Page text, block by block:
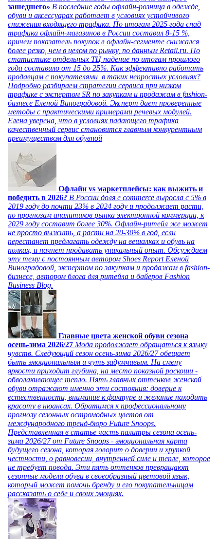
зашедшего» В последние годы офлайн-розница в одежде,
обуви и аксессуарах работает в условиях устойчивого
снижения входящего трафика. По итогам 2025 года спад
трафика офлайн-магазинов в России составил 8-15 %,
причем показатель покупок в офлайн-сегменте снижался
более резко, чем в целом по рынку, по данным Retail.ru. По
статистике отдельных ТЦ падение по итогам прошлого
года составило от 15 до 25%. Как эффективно работать
продавцам с покупателями в таких непростых условиях?
Подробно разбираем стратегии сервиса при низком
трафике с экспертом SR по закупкам и продажам в fashion-
бизнесе Еленой Виноградовой. Эксперт дает проверенные
методы с практическими примерами речевых модулей.
Елена уверена, что в условиях падающего трафика
качественный сервис становится главным конкурентным
преимуществом для обувной
Офлайн vs маркетплейсы: как выжить и
победить в 2026? В России доля e commerce выросла с 5% в
2019 году до почти 23% в 2024 году и продолжает расти,
по прогнозам аналитиков рынка электронной коммерции, к
2029 году составит более 30%. Офлайн-ритейл же может
не просто выжить, а расти на 20-30% в год, если
перестанет предлагать одежду на вешалках и обувь на
полках, и начнет продавать уникальный опыт. Обсуждаем
эту тему с постоянным автором Shoes Report Еленой
Виноградовой, экспертом по закупкам и продажам в fashion-
бизнесе, автором блога для ритейла и байеров Fashion
Business Blog.
Главные цвета женской обуви сезона
осень-зима 2026/27 Мода продолжает обращаться к языку
чувств. Следующий сезон осень-зима 2026/27 обещает
быть эмоциональным и чуть задумчивым. На смену
яркости приходит глубина, на место показной роскоши -
обволакивающее тепло. Пять главных оттенков женской
обуви отражают именно эти состояния: доверие к
естественности, внимание к фактуре и желание находить
красоту в нюансах. Обратимся к профессиональному
прогнозу сезонных остромодных цветов от
международного тренд-бюро Future Snoops.
Представленная в статье часть палитры сезона осень-
зима 2026/27 от Future Snoops - эмоциональная карта
будущего сезона, которая говорит о доверии и хрупкой
честности, о равновесии, внутренней силе и тепле, которое
не требует повода. Эти пять оттенков превращают
сезонные модели обуви в своеобразный цветовой язык,
который может помочь бренду и его покупательницам
рассказать о себе и своих эмоциях.